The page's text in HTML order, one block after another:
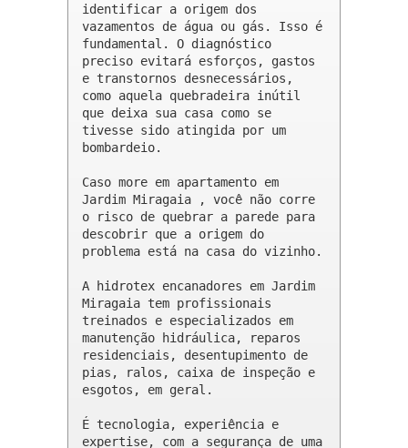
identificar a origem dos
vazamentos de água ou gás. Isso é
fundamental. O diagnóstico
preciso evitará esforços, gastos
e transtornos desnecessários,
como aquela quebradeira inútil
que deixa sua casa como se
tivesse sido atingida por um
bombardeio.
Caso more em apartamento em
Jardim Miragaia , você não corre
o risco de quebrar a parede para
descobrir que a origem do
problema está na casa do vizinho.
A hidrotex encanadores em Jardim
Miragaia tem profissionais
treinados e especializados em
manutenção hidráulica, reparos
residenciais, desentupimento de
pias, ralos, caixa de inspeção e
esgotos, em geral.
É tecnologia, experiência e
expertise, com a segurança de uma